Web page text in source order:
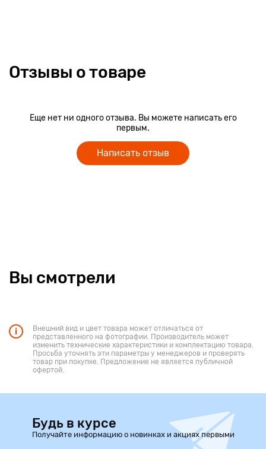
Отзывы о товаре
Еще нет ни одного отзыва. Вы можете написать его
первым.
Написать отзыв
Вы смотрели
Внешний вид и цвет товара может отличаться от
представленного на фотографии. Производитель может
изменить технические характеристики и комплектацию товара.
Просьба уточнять эти параметры у менеджеров и проверять
товар при покупке. Предложение не является публичной
офертой.
Будь в курсе
Получайте информацию о новинках и акциях первыми